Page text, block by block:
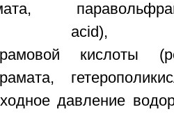
acid),
кислоты
давление